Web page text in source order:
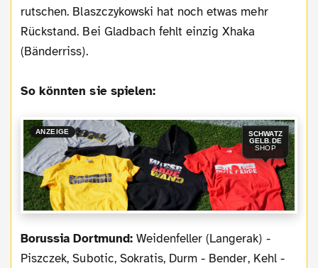
rutschen. Blaszczykowski hat noch etwas mehr
Rückstand. Bei Gladbach fehlt einzig Xhaka
(Bänderriss).
So könnten sie spielen:
ANZEIGE
SCHWATZ
GELB.DE
SHOP
Borussia Dortmund:Weidenfeller (Langerak) -
Piszczek, Subotic, Sokratis, Durm - Bender, Kehl -